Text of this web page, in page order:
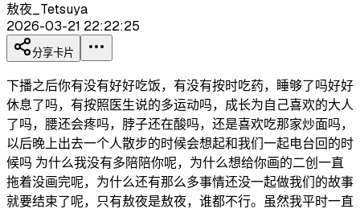
敖夜_Tetsuya
2026-03-21 22:22:25
分享卡片
下播之后你有没有好好吃饭，有没有按时吃药，睡够了吗好好
休息了吗，有按照医生说的多运动吗，成长为自己喜欢的大人
了吗，腰还会疼吗，脖子还在酸吗，还是喜欢吃那家炒面吗，
以后晚上出去一个人散步的时候会想起和我们一起电台回的时
候吗 为什么我没有多陪陪你呢，为什么想给你画的二创一直
拖着没画完呢，为什么还有那么多事情还没一起做我们的故事
就要结束了呢，只有敖夜是敖夜，谁都不行。虽然我平时一直